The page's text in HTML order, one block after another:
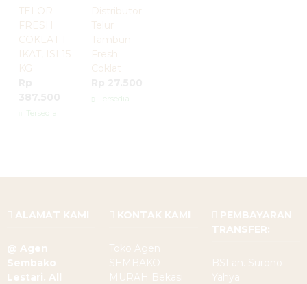
TELOR
FRESH
COKLAT 1
IKAT, ISI 15
KG
Tersedia
Distributor
Telur
Tambun
Fresh
Coklat
Tersedia
ALAMAT KAMI
@ Agen
Sembako
Lestari. All
KONTAK KAMI
Toko Agen
SEMBAKO
MURAH Bekasi
PEMBAYARAN
TRANSFER:
BSI an. Surono
Yahya